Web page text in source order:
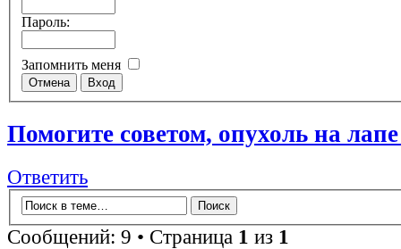
Пароль:
Запомнить меня
Помогите советом, опухоль на
Ответить
Сообщений: 9 • Страница 1 из 1